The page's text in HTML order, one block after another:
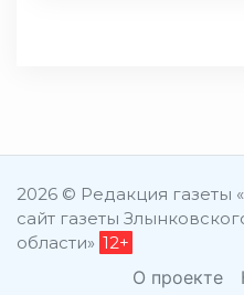
2026 © Редакция
сайт газеты
области» 12+
О проекте